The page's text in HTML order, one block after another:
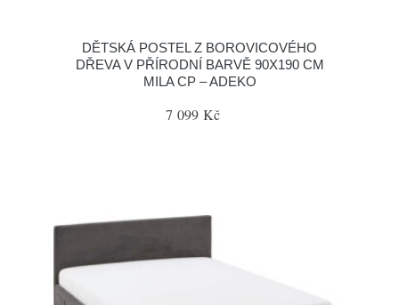
DĚTSKÁ POSTEL Z BOROVICOVÉHO
DŘEVA V PŘÍRODNÍ BARVĚ 90X190 CM
MILA CP – ADEKO
7 099 Kč